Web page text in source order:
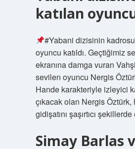
katılan
#Yabani dizisinin
oyuncu katıldı. Geçtiğimiz
ekranına damga vuran
sevilen oyuncu Nergis
Hande karakteriyle izleyici
çıkacak olan Nergis Öztürk,
gidişatını şaşırtıcı
Simay Barlas